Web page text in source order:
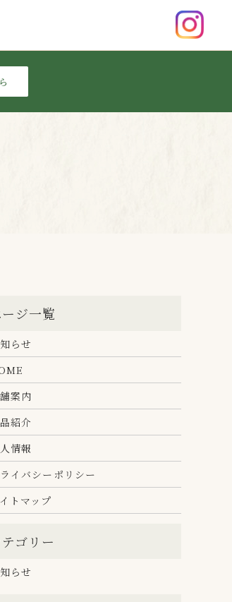
らせ
案内
紹介
情報
イバシーポリシー
トマップ
らせ